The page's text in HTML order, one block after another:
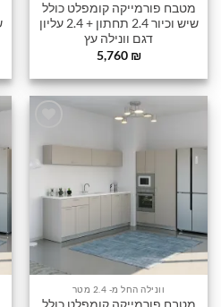
מטבח פורמייקה קומפלט כולל
שיש וכיור 2.4 תחתון + 2.4 עליון
דגם וונילה עץ
5,760 ₪
שלי
וונילה החל מ- 2.4 מטר